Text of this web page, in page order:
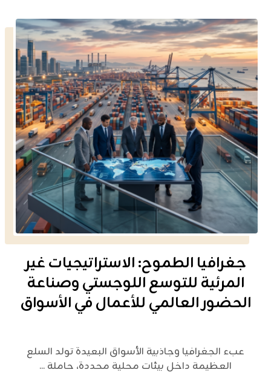
جغرافيا الطموح: الاستراتيجيات غير
المرئية للتوسع اللوجستي وصناعة
الحضور العالمي للأعمال في الأسواق
عبء الجغرافيا وجاذبية الأسواق البعيدة تولد السلع
العظيمة داخل بيئات محلية محددة، حاملة ...